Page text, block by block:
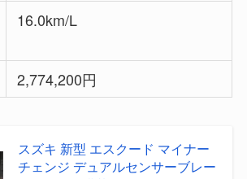
16.0km/L
2,774,200円
スズキ 新型 エスクード マイナー
チェンジ デュアルセンサーブレー